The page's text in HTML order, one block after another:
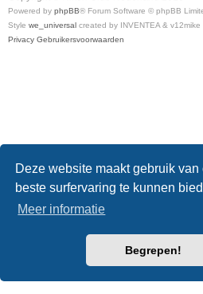
Deze website maakt gebruik
beste surfervaring te kunnen
Meer informatie
Begrepen!
Powered by phpBB® Forum Software © phpBB
Style we_universal created by INVENTEA & v12mike
Privacy Gebruikersvoorwaarden